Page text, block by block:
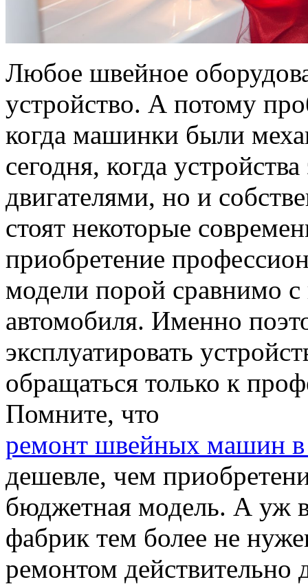
Любое швейное
устройство. А потому
когда машинки были
сегодня, когда
двигателями, но и
стоят некоторые
приобретение
модели порой сравнимо с
автомобиля. Именно
эксплуатировать
обращаться только к
Помните, что
ремонт швейных машин в
дешевле, чем
бюджетная модель. А уж
фабрик тем более не
ремонтом действительно